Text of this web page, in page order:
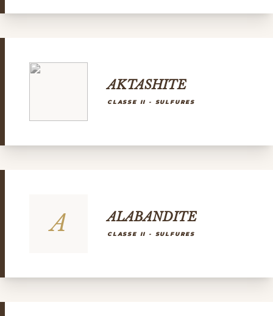
AKTASHITE
CLASSE II - SULFURES
A ALABANDITE
CLASSE II - SULFURES